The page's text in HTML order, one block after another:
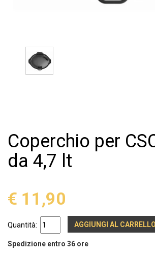
Coperchio per
da 4,7 lt
€ 11,90
Quantità: AGGIUNGI AL CARRELLO
Spedizione entro 36 ore